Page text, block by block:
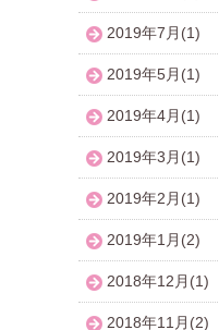
2019年7月(1)
2019年5月(1)
2019年4月(1)
2019年3月(1)
2019年2月(1)
2019年1月(2)
2018年12月(1)
2018年11月(2)